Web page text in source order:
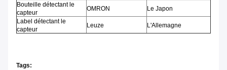
Bouteille détectant le
capteur
OMRON
Le Japon
Label détectant le
capteur
Leuze L'Allemagne
Tags: